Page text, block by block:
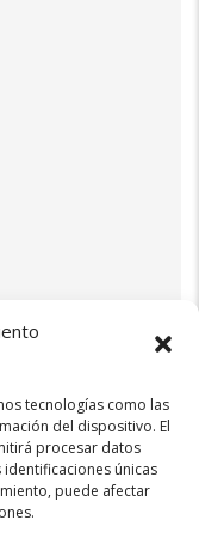
tecnologías como las
del dispositivo. El
procesar datos
únicas
puede afectar